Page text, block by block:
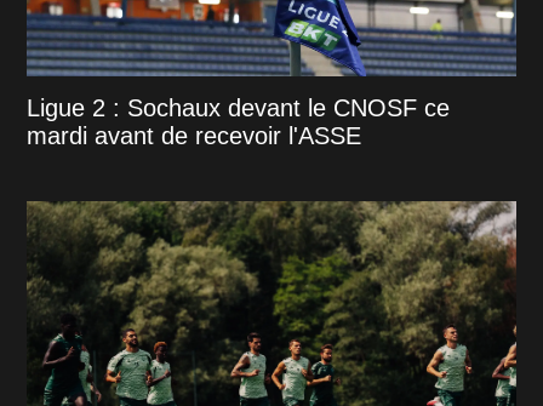
Ligue 2 : Sochaux devant le CNOSF ce
mardi avant de recevoir l'ASSE